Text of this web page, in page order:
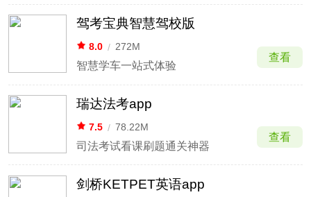
驾考宝典智慧驾校版
8.0 / 272M
智慧学车一站式体验
查看
瑞达法考app
7.5 / 78.22M
司法考试看课刷题通关神器
查看
剑桥KETPET英语app